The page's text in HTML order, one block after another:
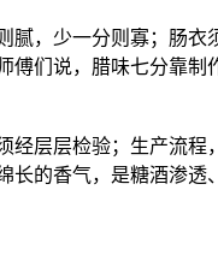
，少一分则寡；肠衣
们说，腊味七分靠制
层层检验；生产流程
长的香气，是糖酒渗透